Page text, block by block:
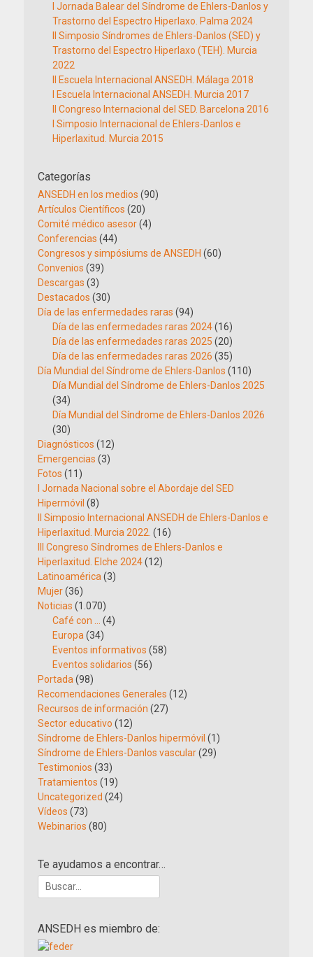
I Jornada Balear del Síndrome de Ehlers-Danlos y
Trastorno del Espectro Hiperlaxo. Palma 2024
II Simposio Síndromes de Ehlers-Danlos (SED) y
Trastorno del Espectro Hiperlaxo (TEH). Murcia
2022
II Escuela Internacional ANSEDH. Málaga 2018
I Escuela Internacional ANSEDH. Murcia 2017
II Congreso Internacional del SED. Barcelona 2016
I Simposio Internacional de Ehlers-Danlos e
Hiperlaxitud. Murcia 2015
Categorías
ANSEDH en los medios (90)
Artículos Científicos (20)
Comité médico asesor(4)
Conferencias (44)
Congresos y simpósiums de ANSEDH (60)
Convenios (39)
Descargas (3)
Destacados (30)
Día de las enfermedades raras (94)
Día de las enfermedades raras 2024(16)
Día de las enfermedades raras 2025 (20)
Día de las enfermedades raras 2026 (35)
Día Mundial del Síndrome de Ehlers-Danlos (110)
Día Mundial del Síndrome de Ehlers-Danlos 2025
(34)
Día Mundial del Síndrome de Ehlers-Danlos 2026
(30)
Diagnósticos (12)
Emergencias (3)
Fotos (11)
I Jornada Nacional sobre el Abordaje del SED
Hipermóvil (8)
II Simposio Internacional ANSEDH de Ehlers-Danlos e
Hiperlaxitud. Murcia 2022. (16)
III Congreso Síndromes de Ehlers-Danlos e
Hiperlaxitud. Elche 2024(12)
Latinoamérica (3)
Mujer(36)
Noticias (1.070)
Café con …
(4)
Europa (34)
Eventos informativos (58)
Eventos solidarios (56)
Portada (98)
Recomendaciones Generales (12)
Recursos de información (27)
Sector educativo (12)
Síndrome de Ehlers-Danlos hipermóvil (1)
Síndrome de Ehlers-Danlos vascular(29)
Testimonios (33)
Tratamientos (19)
Uncategorized (24)
Vídeos (73)
Webinarios (80)
Te ayudamos a encontrar…
Buscar:
ANSEDH es miembro de: